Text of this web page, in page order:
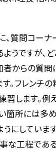
、質問コーナ
うですが、
からの質問
。フレンチ
習します。
箇所には多
にしていま
な工程であ